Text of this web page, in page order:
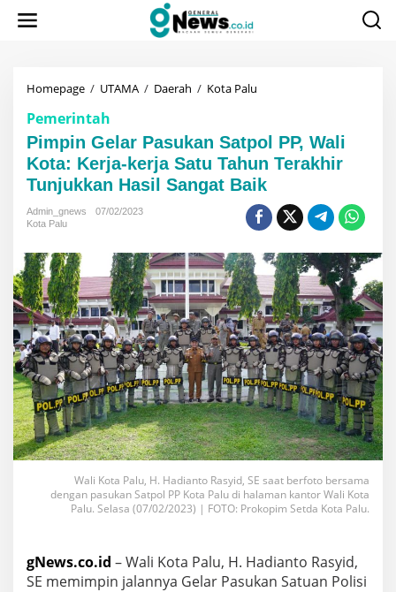
Homepage / UTAMA / Daerah / Kota Palu
Satpol
PP,
Wali
Kota:
kerja
Satu
Terakhir
Tunjukkan
Hasil
Sangat
Baik
Pemerintah
Pimpin Gelar Pasukan Satpol PP, Wali
Kota: Kerja-kerja Satu Tahun Terakhir
Tunjukkan Hasil Sangat Baik
Admin_gnews
07/02/2023
Kota Palu
Wali Kota Palu, H. Hadianto Rasyid, SE saat berfoto bersama
dengan pasukan Satpol PP Kota Palu di halaman kantor Wali Kota
Palu. Selasa (07/02/2023) | FOTO: Prokopim Setda Kota Palu.
gNews.co.id – Wali Kota Palu, H. Hadianto Rasyid,
SE memimpin jalannya Gelar Pasukan Satuan Polisi